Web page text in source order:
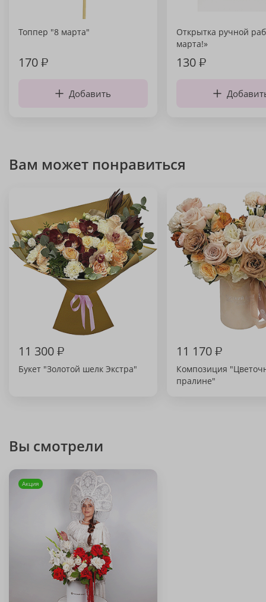
Топпер "8 марта"
170₽
Добавить
Открытка ручной
марта!»
130₽
Вам может понравиться
11 300₽
Букет "Золотой шелк Экстра"
11 170₽
Композиция
пралине"
Вы смотрели
Акция